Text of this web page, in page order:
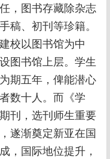
，图书存藏除杂志
稿、初刊等珍籍。
校以图书馆为中
图书馆上层。学生
期五年，俾能潜心
数十人。而《学
刊，选刊师生重要
遂渐奠定新亚在国
，国际地位提升，